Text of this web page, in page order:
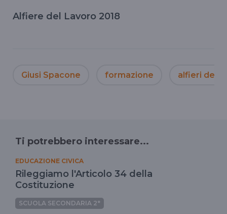
Alfiere del Lavoro 2018
Giusi Spacone formazione alfieri del
Ti potrebbero interessare...
EDUCAZIONE CIVICA
Rileggiamo l'Articolo 34 della
Costituzione
SCUOLA SECONDARIA 2°